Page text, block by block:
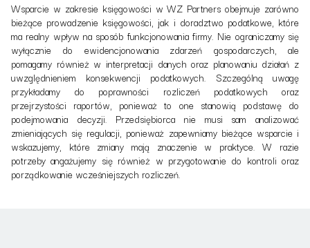
Wsparcie w zakresie księgowości w WZ Partners obejmuje zarówno
bieżące prowadzenie księgowości, jak i doradztwo podatkowe, które
ma realny wpływ na sposób funkcjonowania firmy. Nie ograniczamy się
wyłącznie do ewidencjonowania zdarzeń gospodarczych, ale
pomagamy również w interpretacji danych oraz planowaniu działań z
uwzględnieniem konsekwencji podatkowych. Szczególną uwagę
przykładamy do poprawności rozliczeń podatkowych oraz
przejrzystości raportów, ponieważ to one stanowią podstawę do
podejmowania decyzji. Przedsiębiorca nie musi sam analizować
zmieniających się regulacji, ponieważ zapewniamy bieżące wsparcie i
wskazujemy, które zmiany mają znaczenie w praktyce. W razie
potrzeby angażujemy się również w przygotowanie do kontroli oraz
porządkowanie wcześniejszych rozliczeń.